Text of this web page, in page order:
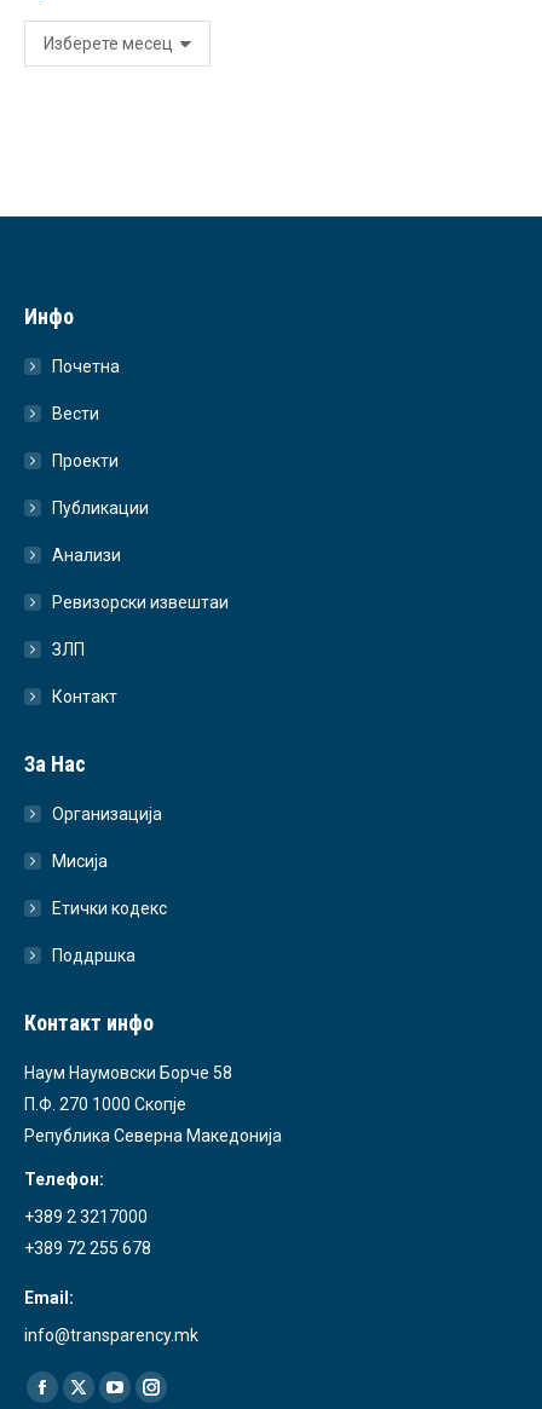
Архива
Инфо
Почетна
Вести
Проекти
Публикации
Анализи
Ревизорски извештаи
ЗЛП
Контакт
За Нас
Организација
Мисија
Етички кодекс
Поддршка
Контакт инфо
Наум Наумовски Борче 58
П.Ф. 270 1000 Скопје
Република Северна Македонија
Телефон:
+389 2 3217000
+389 72 255 678
Email:
info@transparency.mk
Find us on:
Facebook
X YouTubeInstagram